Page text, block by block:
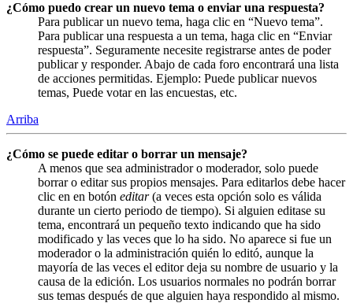
¿Cómo puedo crear un nuevo tema o enviar una respuesta?
Para publicar un nuevo tema, haga clic en “Nuevo tema”.
Para publicar una respuesta a un tema, haga clic en “Enviar
respuesta”. Seguramente necesite registrarse antes de poder
publicar y responder. Abajo de cada foro encontrará una lista
de acciones permitidas. Ejemplo: Puede publicar nuevos
temas, Puede votar en las encuestas, etc.
Arriba
¿Cómo se puede editar o borrar un mensaje?
A menos que sea administrador o moderador, solo puede
borrar o editar sus propios mensajes. Para editarlos debe hacer
clic en en botón editar(a veces esta opción solo es válida
durante un cierto periodo de tiempo). Si alguien editase su
tema, encontrará un pequeño texto indicando que ha sido
modificado y las veces que lo ha sido. No aparece si fue un
moderador o la administración quién lo editó, aunque la
mayoría de las veces el editor deja su nombre de usuario y la
causa de la edición. Los usuarios normales no podrán borrar
sus temas después de que alguien haya respondido al mismo.